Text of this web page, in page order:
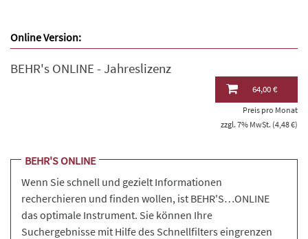
Online Version:
BEHR's ONLINE - Jahreslizenz
64,00 €
Preis pro Monat
zzgl. 7% MwSt. (4,48 €)
BEHR'S ONLINE
Wenn Sie schnell und gezielt Informationen
recherchieren und finden wollen, ist BEHR'S…ONLINE
das optimale Instrument. Sie können Ihre
Suchergebnisse mit Hilfe des Schnellfilters eingrenzen